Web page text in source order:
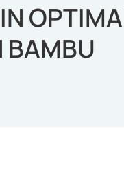
BAMBU